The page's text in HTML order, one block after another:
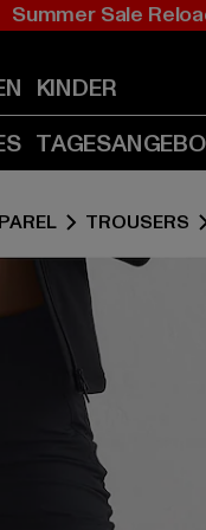
Sale
KINDER
TROUSERS